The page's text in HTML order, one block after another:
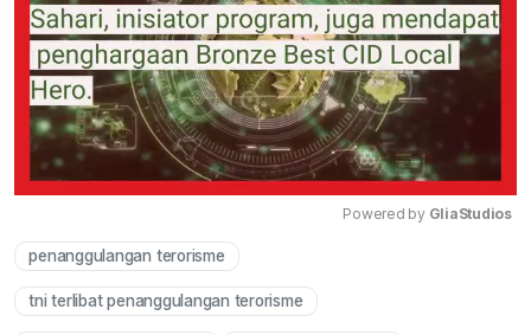
Powered by GliaStudios
penanggulangan terorisme
tni terlibat penanggulangan terorisme